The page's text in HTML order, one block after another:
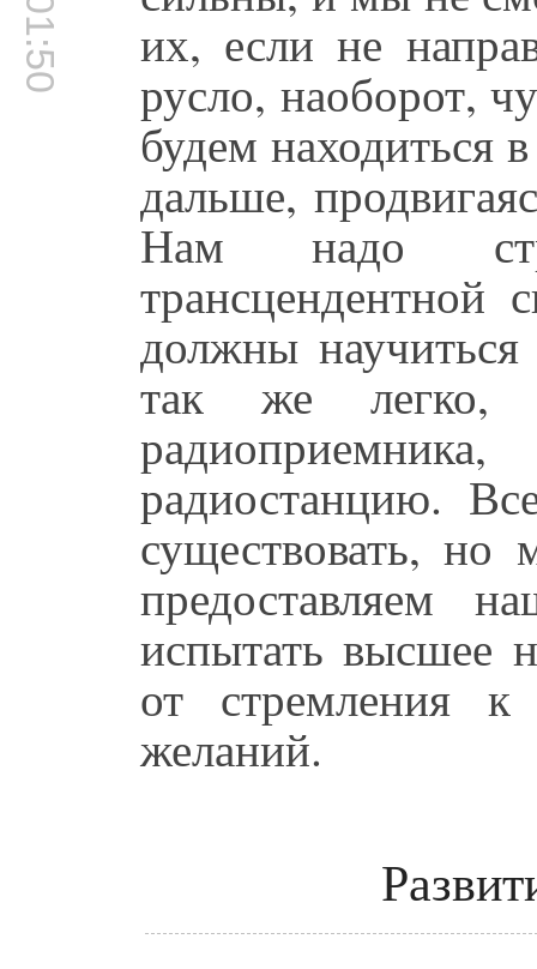
их, если не
русло, наоборот,
будем находиться
дальше,
Нам надо
должны
так же легко,
радиостанцию.
существовать,
предоставляем
испытать высшее
от стремления к
желаний.